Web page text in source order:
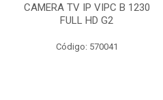
CAMERA TV IP VIPC B 1230
FULL HD G2
Código: 570041